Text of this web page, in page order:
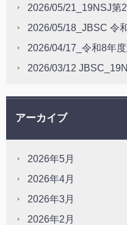
2026/05/21_19NSJ第
2026/05/18_JBSC 令
2026/04/17_令和8年
2026/03/12
アーカイブ
2026年5月
2026年4月
2026年3月
2026年2月